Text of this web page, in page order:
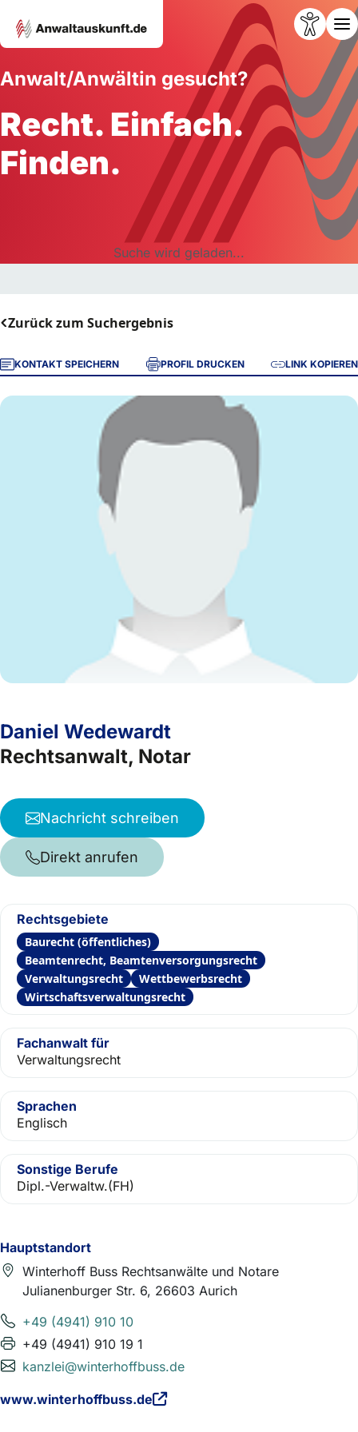
Anwalt/Anwältin gesucht?
Recht. Einfach.
Finden.
Suche wird geladen...
Zurück zum Suchergebnis
KONTAKT SPEICHERN PROFIL DRUCKEN LINK KOPIEREN
Hauptstandort
Winterhoff Buss Rechtsanwälte und Notare
Julianenburger Str. 6, 26603 Aurich
+49 (4941) 910 10
+49 (4941) 910 19 1
kanzlei@winterhoffbuss.de
www.winterhoffbuss.de
Daniel Wedewardt
Rechtsanwalt, Notar
Nachricht schreiben
Direkt anrufen
Rechtsgebiete
Baurecht (öffentliches)
Beamtenrecht, Beamtenversorgungsrecht
Verwaltungsrecht
Wettbewerbsrecht
Wirtschaftsverwaltungsrecht
Fachanwalt für
Verwaltungsrecht
Sprachen
Englisch
Sonstige Berufe
Dipl.-Verwaltw.(FH)